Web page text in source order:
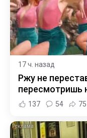
17 ч. назад
Ржу не
пересмотришь
137 54 75